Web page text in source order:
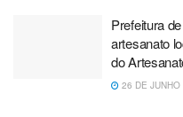
Prefeitura
artesanato
do
26 DE